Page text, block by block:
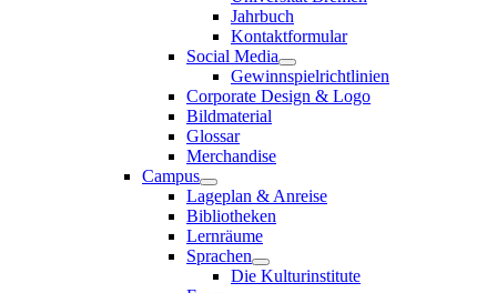
Jahrbuch
Kontaktformular
Social Media
Gewinnspielrichtlinien
Corporate Design & Logo
Bildmaterial
Glossar
Merchandise
Campus
Lageplan & Anreise
Bibliotheken
Lernräume
Sprachen
Die Kulturinstitute